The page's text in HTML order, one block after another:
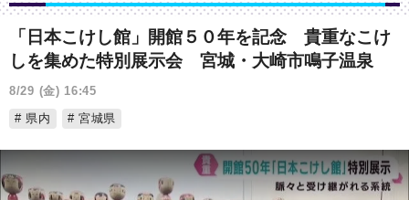
「日本こけし館」開館５０年を記念 貴重なこけ
しを集めた特別展示会 宮城・大崎市鳴子温泉
8/29 (金) 16:45
県内
宮城県